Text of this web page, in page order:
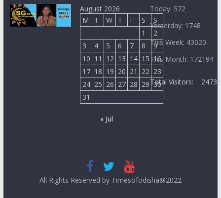
August 2026
M
T W T F S
S
1
2
3
4 5 6 7 8
9
10 11 12 13 14 15 16
17 18 19 20 21 22 23
24 25 26 27 28 29 30
31
« Jul
Today: 572
Yesterday: 1748
This Week: 43020
This Month: 172194
Total Visitors:
All Rights Reserved by Timesofodisha@2022